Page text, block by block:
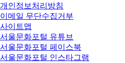
개인정보처리방침
이메일 무단수집거부
사이트맵
서울문화포털 유튜브
서울문화포털 페이스북
서울문화포털 인스타그램